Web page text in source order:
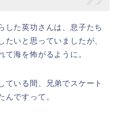
した英功さんは、息子たち
たいと思っていましたが、
て海を怖がるように。
ている間、兄弟でスケート
んですって。